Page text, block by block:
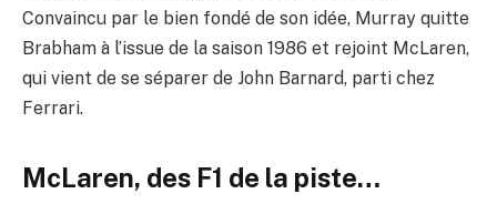
Convaincu par le bien fondé de son idée, Murray quitte
Brabham à l’issue de la saison 1986 et rejoint McLaren,
qui vient de se séparer de John Barnard, parti chez
Ferrari.
McLaren, des F1 de la piste…